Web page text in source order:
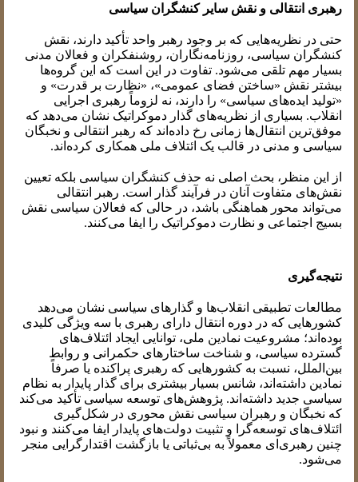
رهبری انتقالی و نقش سایر کنشگران سیاسی
حتی در نظریه‌هایی که بر وجود رهبر واحد تأکید دارند، نقش
کنشگران سیاسی، روزنامه‌نگاران، روشنفکران و فعالان مدنی
بسیار مهم تلقی می‌شود. تفاوت در این است که این گروه‌ها
بیشتر نقش «ساختن فضای عمومی»، «نظارت بر قدرت» و
«تولید ایده‌های سیاسی» را دارند، نه لزوماً رهبری اجرایی
انقلاب. بسیاری از نظریه‌های گذار دموکراتیک نشان می‌دهد که
موفق‌ترین انتقال‌ها زمانی رخ داده‌اند که رهبر انتقالی و نخبگان
سیاسی و مدنی در قالب یک ائتلاف ملی همکاری کرده‌اند.
از این منظر، بحث اصلی نه حذف کنشگران سیاسی بلکه تعیین
نقش‌های متفاوت آنان در فرآیند گذار است. رهبر انتقالی
می‌تواند محور هماهنگی باشد، در حالی که فعالان سیاسی نقش
بسیج اجتماعی و نظارت دموکراتیک را ایفا می‌کنند.
نتیجه‌گیری
مطالعات تطبیقی انقلاب‌ها و گذارهای سیاسی نشان می‌دهد
کشورهایی که در دوره انتقال دارای رهبری با سه ویژگی کلیدی
بوده‌اند؛ مشروعیت نمادین ملی، توانایی ایجاد ائتلاف‌های
گسترده سیاسی، و شناخت ساختارهای حکمرانی و روابط
بین‌الملل، نسبت به کشورهایی که رهبری پراکنده یا صرفاً
نمادین داشته‌اند، شانس بسیار بیشتری برای گذار پایدار به نظام
سیاسی جدید داشته‌اند. پژوهش‌های توسعه سیاسی تأکید می‌کند
که نخبگان و رهبران سیاسی نقش محوری در شکل‌گیری
ائتلاف‌های توسعه‌گرا و تثبیت دولت‌های پایدار ایفا می‌کنند و نبود
چنین رهبری‌ای معمولاً به بی‌ثباتی یا بازگشت اقتدارگرایی منجر
می‌شود.